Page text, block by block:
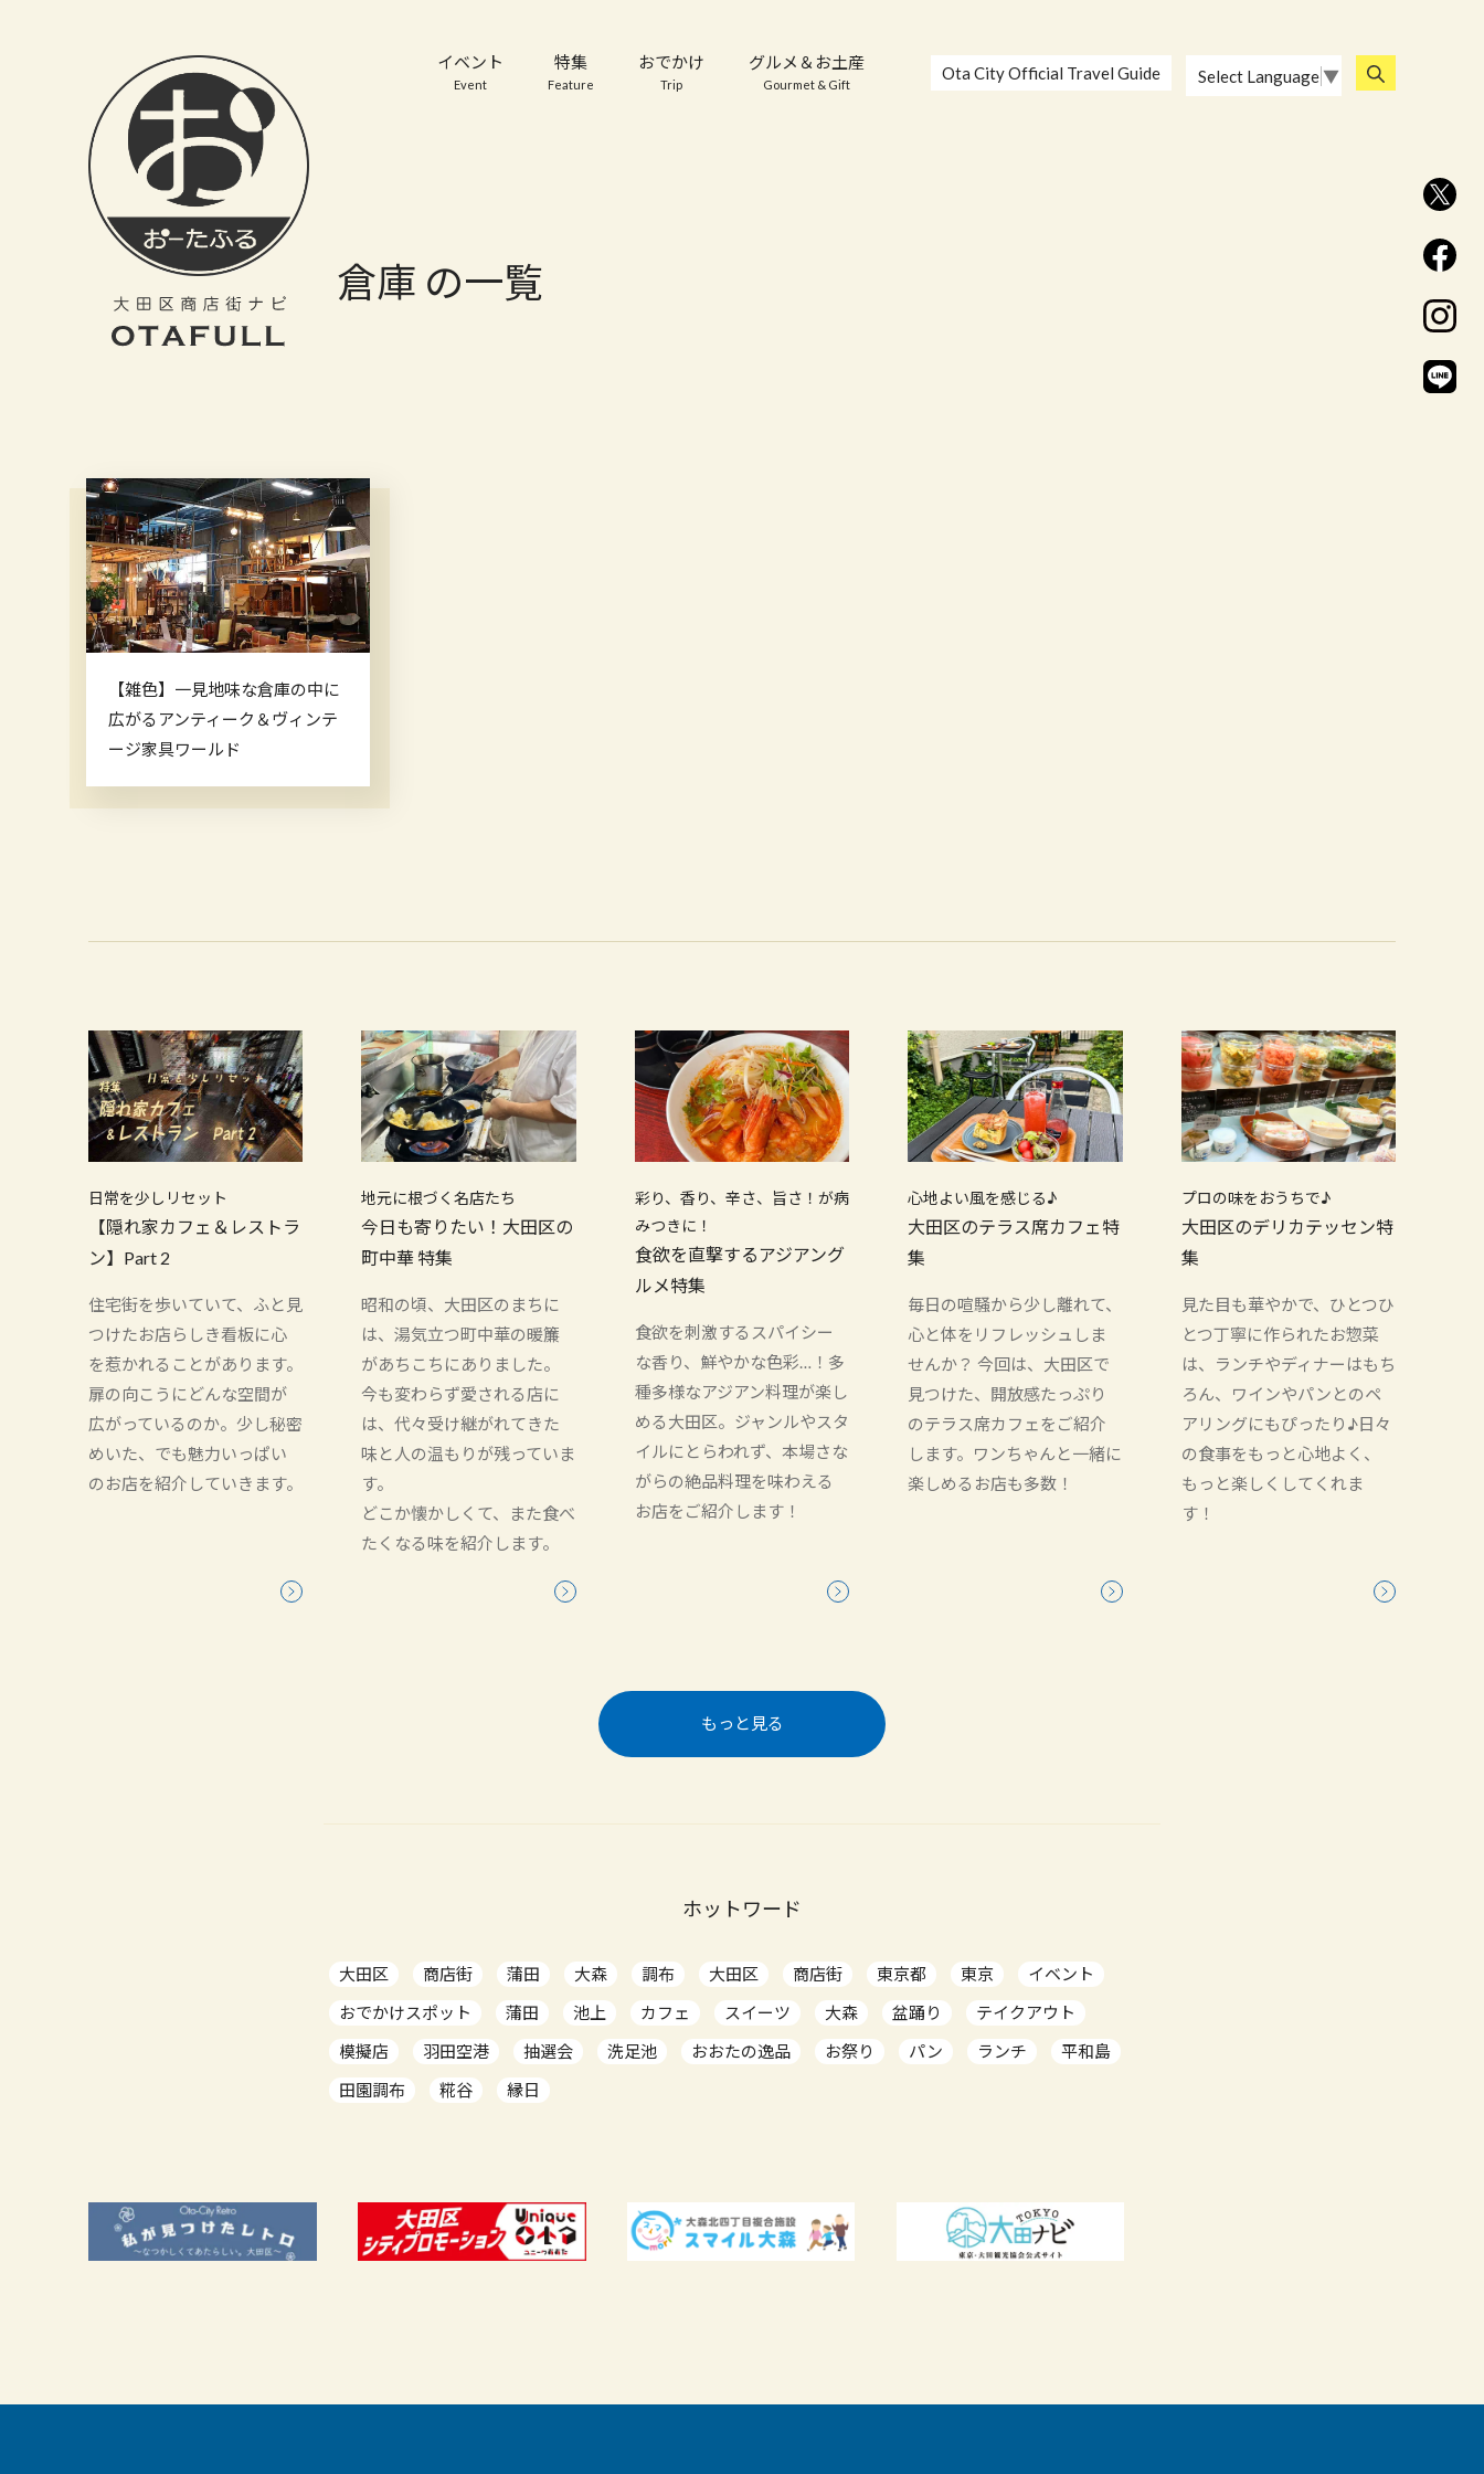
イベント
Event
特集
Feature
おでかけ
Trip
グルメ＆お土産
Gourmet & Gift
Ota City Official Travel Guide Select Language ▼
倉庫 の一覧
【雑色】一見地味な倉庫の中に
広がるアンティーク＆ヴィンテ
ージ家具ワールド
日常を少しリセット
【隠れ家カフェ＆レストラ
ン】Part 2
住宅街を歩いていて、ふと見
つけたお店らしき看板に心
を惹かれることがあります。
扉の向こうにどんな空間が
広がっているのか。少し秘密
めいた、でも魅力いっぱい
のお店を紹介していきます。
地元に根づく名店たち
今日も寄りたい！大田区の
町中華 特集
昭和の頃、大田区のまちに
は、湯気立つ町中華の暖簾
があちこちにありました。
今も変わらず愛される店に
は、代々受け継がれてきた
味と人の温もりが残っていま
す。
どこか懐かしくて、また食べ
たくなる味を紹介します。
彩り、香り、辛さ、旨さ！が病
みつきに！
食欲を直撃するアジアング
ルメ特集
食欲を刺激するスパイシー
な香り、鮮やかな色彩…！多
種多様なアジアン料理が楽し
める大田区。ジャンルやスタ
イルにとらわれず、本場さな
がらの絶品料理を味わえる
お店をご紹介します！
心地よい風を感じる♪
大田区のテラス席カフェ特
集
毎日の喧騒から少し離れて、
心と体をリフレッシュしま
せんか？ 今回は、大田区で
見つけた、開放感たっぷり
のテラス席カフェをご紹介
します。ワンちゃんと一緒に
楽しめるお店も多数！
プロの味をおうちで♪
大田区のデリカテッセン特
集
見た目も華やかで、ひとつひ
とつ丁寧に作られたお惣菜
は、ランチやディナーはもち
ろん、ワインやパンとのペ
アリングにもぴったり♪日々
の食事をもっと心地よく、
もっと楽しくしてくれま
す！
もっと見る
ホットワード
大田区 商店街 蒲田 大森 調布 大田区 商店街 東京都 東京
イベント
おでかけスポット
蒲田 池上 カフェ スイーツ 大森 盆踊り
テイクアウト
模擬店
羽田空港 抽選会 洗足池 おおたの逸品 お祭り パン ランチ
平和島
田園調布
糀谷 縁日